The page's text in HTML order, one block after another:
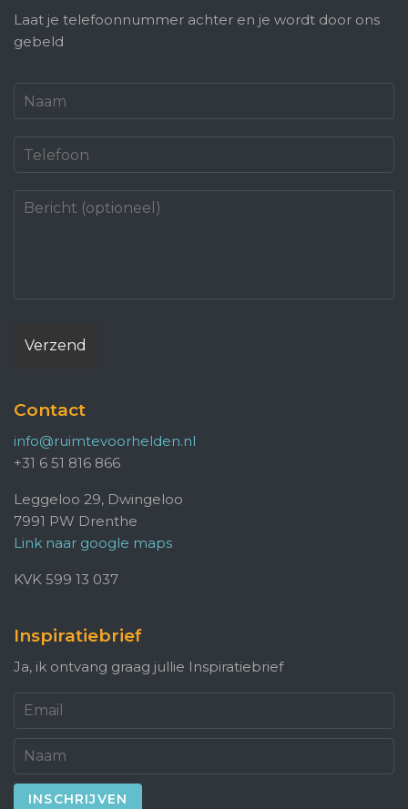
Laat je telefoonnummer achter en je wordt door ons
gebeld
Contact
info@ruimtevoorhelden.nl
+31 6 51 816 866
Leggeloo 29, Dwingeloo
7991 PW Drenthe
Link naar google maps
KVK 599 13 037
Inspiratiebrief
Ja, ik ontvang graag jullie Inspiratiebrief